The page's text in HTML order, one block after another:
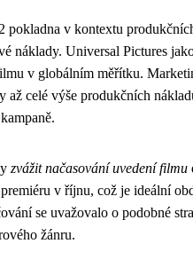
pokladna v kontextu
náklady. Universal Pictures
v globálním měřítku.
celé výše produkčních
zvážit načasování uvedení filmu
v říjnu, což je ideální
se uvažovalo o podobné
žánru.